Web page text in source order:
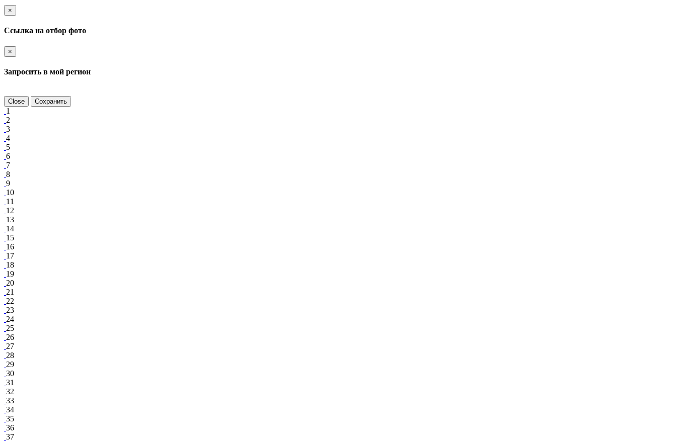
×
Ссылка на отбор фото
×
Запросить в мой регион
Close Сохранить
1
2
3
4
5
6
7
8
9
10
11
12
13
14
15
16
17
18
19
20
21
22
23
24
25
26
27
28
29
30
31
32
33
34
35
36
37